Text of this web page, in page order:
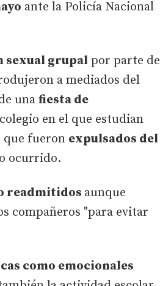
ante la Policía Nacional
sexual grupal por parte de
a mediados del
una fiesta de
en el que estudian
que fueron expulsados del
ocurrido.
readmitidos aunque
compañeros "para evitar
como emocionales